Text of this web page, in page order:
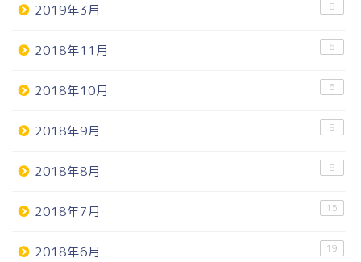
2019年3月 8
2018年11月 6
2018年10月 6
2018年9月 9
2018年8月 8
2018年7月 15
2018年6月 19